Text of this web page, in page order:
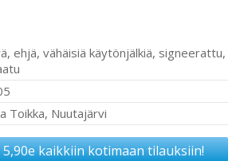
ehjä, vähäisiä käytönjälkiä, signeerattu,
Toikka, Nuutajärvi
5,90e kaikkiin kotimaan tilauksiin!